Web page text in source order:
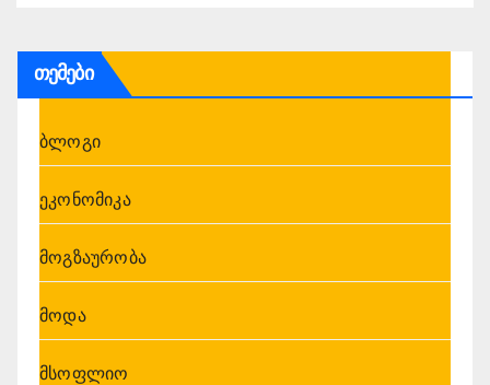
თემები
ბლოგი
ეკონომიკა
მოგზაურობა
მოდა
მსოფლიო